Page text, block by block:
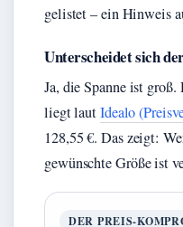
gelistet – ein Hinweis
Unterscheidet sich
Ja, die Spanne ist
liegt lautIdealo
128,55 €. Das zeigt:
gewünschte Größe ist
DER PREIS-